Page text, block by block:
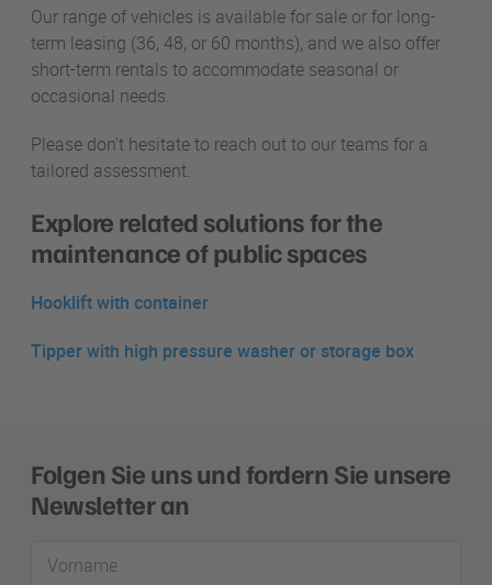
Our range of vehicles is available for sale or for long-
term leasing (36, 48, or 60 months), and we also offer
short-term rentals to accommodate seasonal or
occasional needs.
Please don’t hesitate to reach out to our teams for a
tailored assessment.
Explore related solutions for the
maintenance of public spaces
Hooklift with container
Tipper with high pressure washer or storage box
Folgen Sie uns und fordern Sie unsere
Newsletter an
Vorname